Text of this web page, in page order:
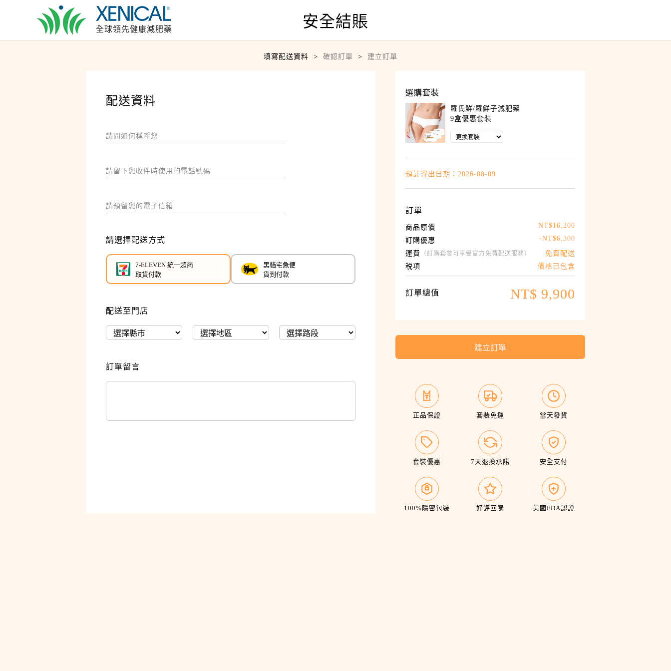
全球領先健康減肥藥 安全結賬
填寫配送資料 確認訂單 建立訂單
配送資料
請問如何稱呼您
請留下您收件時使用的電話號碼
請預留您的電子信箱
請選擇配送方式
7-ELEVEN 統一超商
取貨付款
黑貓宅急便
貨到付款
配送至門店
訂單留言
選購套裝
羅氏鮮/羅鮮子減肥藥
9盒優惠套裝
預計寄出日期：2026-08-09
訂單
商品原價 NT$16,200
訂購優惠
-NT$6,300
運費
（訂購套裝可享受官方免費配送服務）
免費配送
税項
價格已包含
訂單總值 NT$ 9,900
建立訂單
𐃒
正品保證 套裝免運 當天發貨
套裝優惠 7天退換承諾 安全支付
100%隱密包裝 好評回購 美國FDA認證